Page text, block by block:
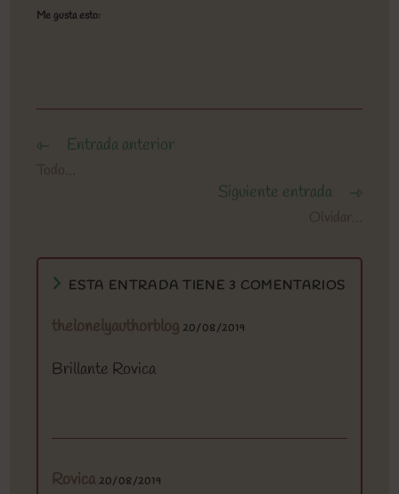
Me gusta esto:
Leer
más
artículos
Entrada anterior
Todo…
Siguiente entrada
Olvidar…
ESTA ENTRADA TIENE 3 COMENTARIOS
thelonelyauthorblog 20/08/2019
Brillante Rovica
Rovica 20/08/2019